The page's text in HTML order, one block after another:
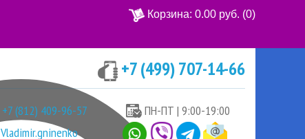
Корзина: 0.00 руб. (0)
+7 (499) 707-14-66
+7 (812) 409-96-57 ПН-ПТ | 9:00-19:00
Vladimir.gninenko